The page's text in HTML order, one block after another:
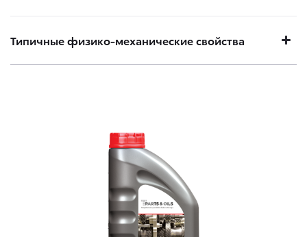
Типичные физико-механические свойства